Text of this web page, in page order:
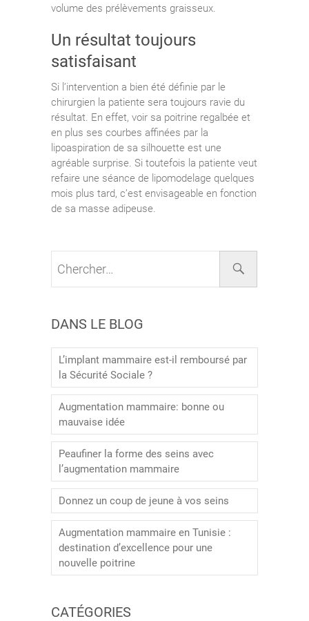
volume des prélèvements graisseux.
Un résultat toujours
satisfaisant
Si l’intervention a bien été définie par le
chirurgien la patiente sera toujours ravie du
résultat. En effet, voir sa poitrine regalbée et
en plus ses courbes affinées par la
lipoaspiration de sa silhouette est une
agréable surprise. Si toutefois la patiente veut
refaire une séance de lipomodelage quelques
mois plus tard, c’est envisageable en fonction
de sa masse adipeuse.
DANS LE BLOG
L’implant mammaire est-il remboursé par
la Sécurité Sociale ?
Augmentation mammaire: bonne ou
mauvaise idée
Peaufiner la forme des seins avec
l’augmentation mammaire
Donnez un coup de jeune à vos seins
Augmentation mammaire en Tunisie :
destination d’excellence pour une
nouvelle poitrine
CATÉGORIES